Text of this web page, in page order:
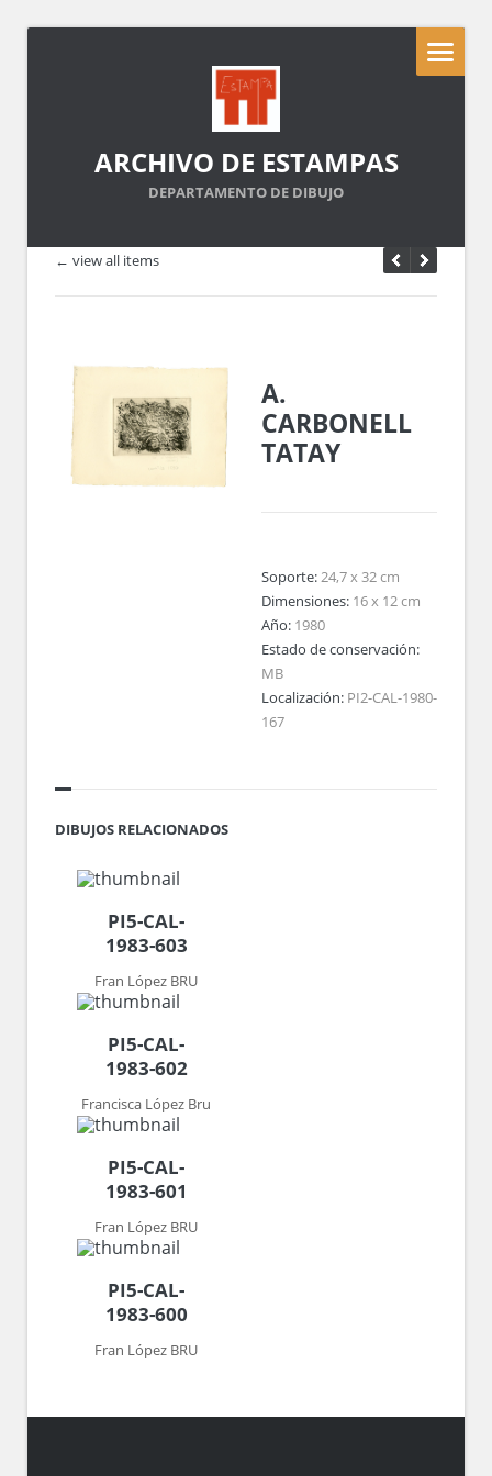
ARCHIVO DE ESTAMPAS
DEPARTAMENTO DE DIBUJO
← view all items
A.
CARBONELL
TATAY
Soporte:24,7 x 32 cm
Dimensiones: 16 x 12 cm
Año: 1980
Estado de conservación:
MB
Localización: PI2-CAL-1980-
167
DIBUJOS RELACIONADOS
PI5-CAL-
1983-603
Fran López BRU
PI5-CAL-
1983-602
Francisca López Bru
PI5-CAL-
1983-601
Fran López BRU
PI5-CAL-
1983-600
Fran López BRU